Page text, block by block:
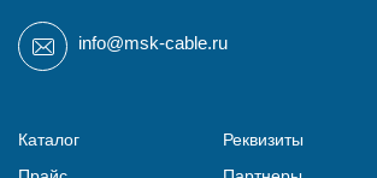
info@msk-cable.ru
Каталог
Реквизиты